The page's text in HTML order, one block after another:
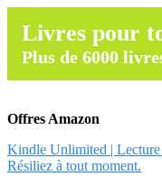
Livres pour
Plus de 6000
Offres Amazon
Kindle Unlimited |
Résiliez à tout moment.